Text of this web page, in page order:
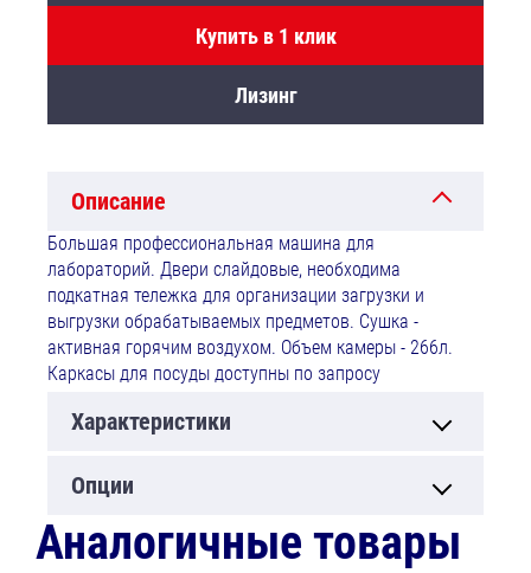
Купить в 1 клик
Лизинг
Описание
Большая профессиональная машина для
лабораторий. Двери слайдовые, необходима
подкатная тележка для организации загрузки и
выгрузки обрабатываемых предметов. Сушка -
активная горячим воздухом. Объем камеры - 266л.
Каркасы для посуды доступны по запросу
Характеристики
Опции
Аналогичные товары